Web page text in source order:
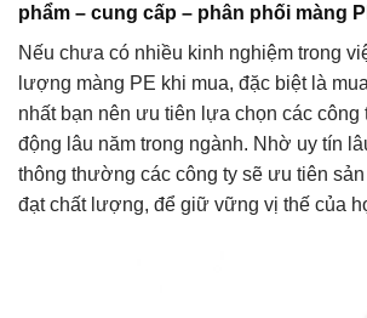
phẩm – cung cấp – phân phối màng
Nếu chưa có nhiều kinh nghiệm trong
lượng màng PE khi mua, đặc biệt là
nhất bạn nên ưu tiên lựa chọn các công
động lâu năm trong ngành. Nhờ uy tín
thông thường các công ty sẽ ưu tiên
đạt chất lượng, để giữ vững vị thế của